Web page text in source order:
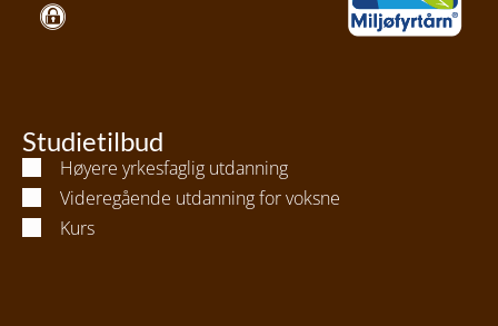
Studietilbud
Høyere yrkesfaglig utdanning
Videregående utdanning for voksne
Kurs